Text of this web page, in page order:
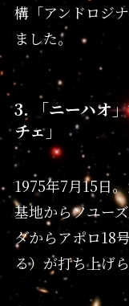
構「アンドロジ
ました。
3. 「ニーハオ
チェ」
1975年7月15日
基地からソユー
ダからアポロ18
る）が打ち上げ